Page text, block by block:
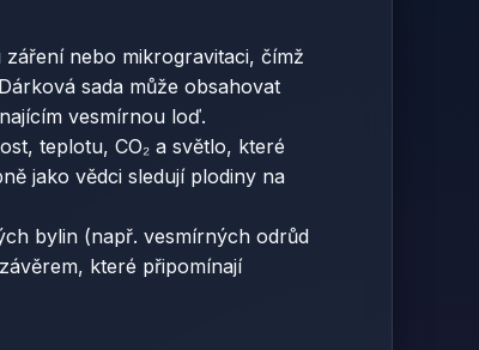
nebo mikrogravitaci, čímž
sada může obsahovat
vesmírnou loď.
teplotu, CO₂ a světlo, které
jako vědci sledují plodiny na
bylin (např. vesmírných odrůd
které připomínají